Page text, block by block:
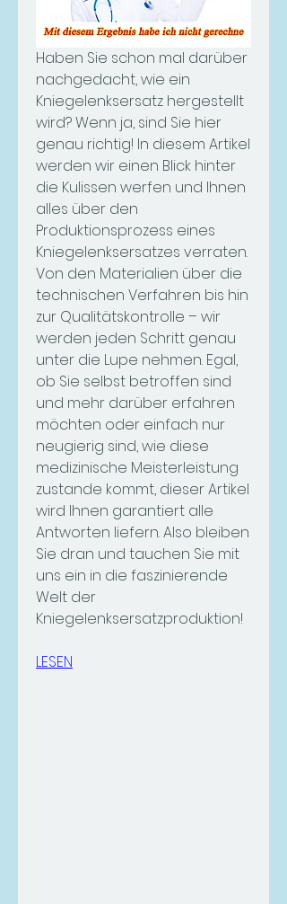
Haben Sie schon mal darüber
nachgedacht, wie ein
Kniegelenksersatz hergestellt
wird? Wenn ja, sind Sie hier
genau richtig! In diesem Artikel
werden wir einen Blick hinter
die Kulissen werfen und Ihnen
alles über den
Produktionsprozess eines
Kniegelenksersatzes verraten.
Von den Materialien über die
technischen Verfahren bis hin
zur Qualitätskontrolle – wir
werden jeden Schritt genau
unter die Lupe nehmen. Egal,
ob Sie selbst betroffen sind
und mehr darüber erfahren
möchten oder einfach nur
neugierig sind, wie diese
medizinische Meisterleistung
zustande kommt, dieser Artikel
wird Ihnen garantiert alle
Antworten liefern. Also bleiben
Sie dran und tauchen Sie mit
uns ein in die faszinierende
Welt der
Kniegelenksersatzproduktion!
LESEN